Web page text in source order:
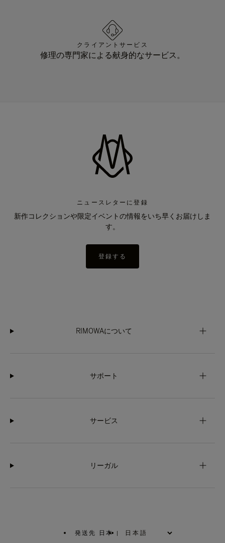
クライアントサービス
修理の専門家による献身的なサービス。
ニュースレターに登録
新作コレクションや限定イベントの情報をいち早くお届けしま
す。
登録する
RIMOWAについて
サポート
サービス
リーガル
発送先 日本 |